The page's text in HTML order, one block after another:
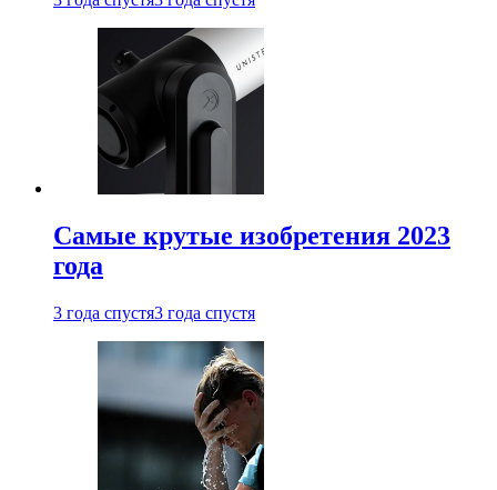
Самые крутые изобретения 2023
года
3 года спустя3 года спустя